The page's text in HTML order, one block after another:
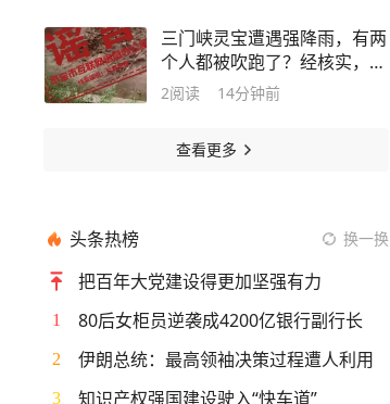
三门峡灵宝遭遇强降雨，有两
个人都被吹跑了？经核实，为
谣言
2阅读 14分钟前
查看更多
头条热榜 换一换
把百年大党建设得更加坚强有力
1 80后女柜员逆袭成4200亿银行副行长
2 伊朗总统：最高领袖决策过程遭人利用
3 知识产权强国建设驶入“快车道”